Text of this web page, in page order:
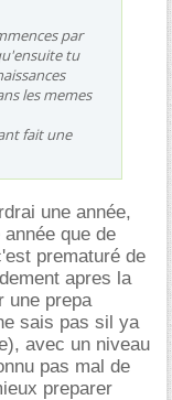
par
tu
les memes
fait une
une année,
que de
prematuré de
apres la
une prepa
sais pas sil ya
avec un niveau
pas mal de
preparer